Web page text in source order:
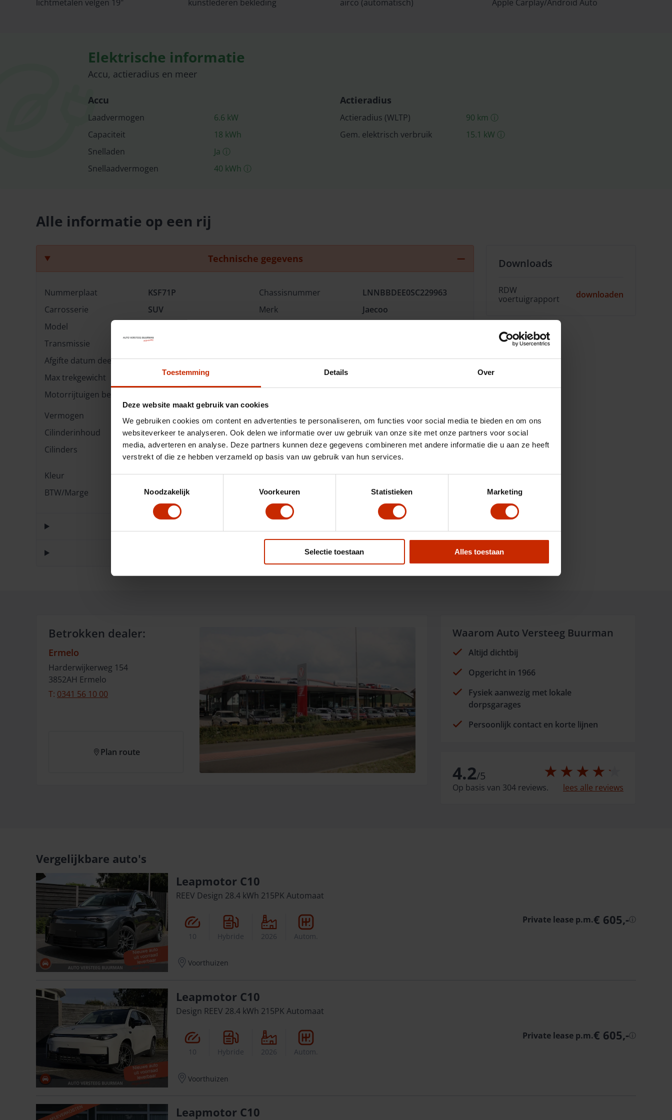
Toestemming Details Over
Deze website maakt gebruik van cookies
We gebruiken cookies om content en advertenties te personaliseren, om functies voor social media te bieden en om ons
websiteverkeer te analyseren. Ook delen we informatie over uw gebruik van onze site met onze partners voor social
media, adverteren en analyse. Deze partners kunnen deze gegevens combineren met andere informatie die u aan ze heeft
verstrekt of die ze hebben verzameld op basis van uw gebruik van hun services.
Noodzakelijk
Voorkeuren Statistieken Marketing
Selectie toestaan Alles toestaan
lichtmetalen velgen 19" kunstlederen bekleding airco (automatisch) Apple Carplay/Android Auto
Elektrische informatie
Accu, actieradius en meer
Accu
Laadvermogen 6.6 kW
Capaciteit
18 kWh
Snelladen
Ja ⓘ
Snellaad­vermogen
40 kWh ⓘ
Actieradius
Actieradius (WLTP) 90 km ⓘ
Gem. elektrisch verbruik
15.1 kW ⓘ
Alle informatie op een rij
Technische gegevens
Nummerplaat KSF71P Chassisnummer
LNNBBDEE0SC229963
Carrosserie
SUV Merk
Jaecoo
Model
Transmissie
Automaat
Afgifte datum deel 1
30-07-2026 Gewicht
1770 kg
Max trekgewicht
1500 kg
Motorrijtuigen belasting
Vermogen
347 pk Topsnelheid
180 km/u
Cilinderinhoud
1499 cc Acceleratie (0-100km)
8.5 s
Cilinders
4 Kleur
Olive Gray & Carbon
crystal black roof
Kleur
Groen Actieradius elektrisch
90 km
BTW/Marge
BTW
Downloads
RDW
voertuigrapport
downloaden
Betrokken dealer:
Ermelo
Harderwijkerweg 154
3852AH Ermelo
T: 0341 56 10 00
Plan route
Waarom Auto Versteeg Buurman
Altijd dichtbij
Opgericht in 1966
Fysiek aanwezig met lokale
dorpsgarages
Persoonlijk contact en korte lijnen
4.2/5
Op basis van 304 reviews. lees alle reviews
Vergelijkbare auto's
Leapmotor C10
REEV Design 28.4 kWh 215PK Automaat
10 Hybride 2026 Autom.
Private lease p.m.€ 605,-ⓘ
Voorthuizen
Leapmotor C10
Design REEV 28.4 kWh 215PK Automaat
10 Hybride 2026 Autom.
Private lease p.m.€ 605,-ⓘ
Voorthuizen
Leapmotor C10